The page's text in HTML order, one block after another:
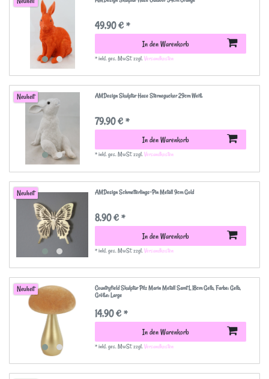
49,90 € *
In den Warenkorb
*inkl. ges. MwSt.zzgl.Versandkosten
Neuheit AMDesign Skulptur Hase Sternegucker 29cm Weiß
79,90 € *
In den Warenkorb
*inkl. ges. MwSt.zzgl.Versandkosten
Neuheit AMDesign Schmetterlings-Pin Metall 9cm Gold
8,90 € *
In den Warenkorb
*inkl. ges. MwSt.zzgl.Versandkosten
Neuheit Countryfield Skulptur Pilz Marin Metall Samt L 18cm Gelb, Farbe: Gelb,
Größe: Large
14,90 € *
In den Warenkorb
*inkl. ges. MwSt.zzgl.Versandkosten